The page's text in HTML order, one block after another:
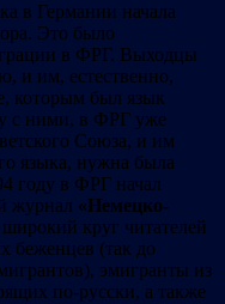
в Германии начала
Это было
в ФРГ. Выходцы
и им, естественно,
которым был язык
с ними, в ФРГ уже
Союза, и им
языка, нужна была
году в ФРГ начал
журнал «Немецко-
круг читателей
беженцев (так до
эмигранты из
по-русски, а также